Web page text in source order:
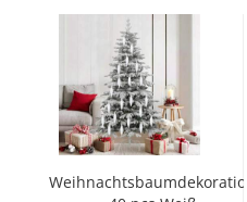
Weihnachtsbaumdekoration